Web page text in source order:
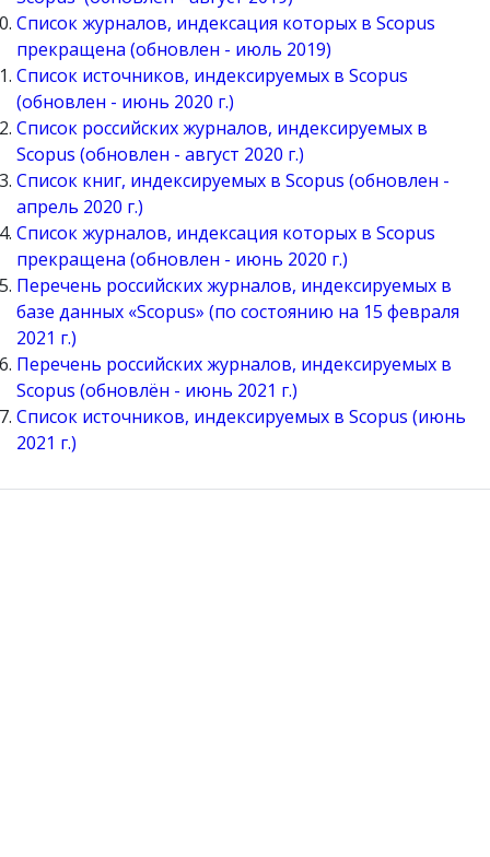
Список журналов, индексация которых в Scopus
прекращена (обновлен - июль 2019)
Список источников, индексируемых в Scopus
(обновлен - июнь 2020 г.)
Список российских журналов, индексируемых в
Scopus (обновлен - август 2020 г.)
Список книг, индексируемых в Scopus (обновлен -
апрель 2020 г.)
Список журналов, индексация которых в Scopus
прекращена (обновлен - июнь 2020 г.)
Перечень российских журналов, индексируемых в
базе данных «Scopus» (по состоянию на 15 февраля
2021 г.)
Перечень российских журналов, индексируемых в
Scopus (обновлён - июнь 2021 г.)
Список источников, индексируемых в Scopus (июнь
2021 г.)